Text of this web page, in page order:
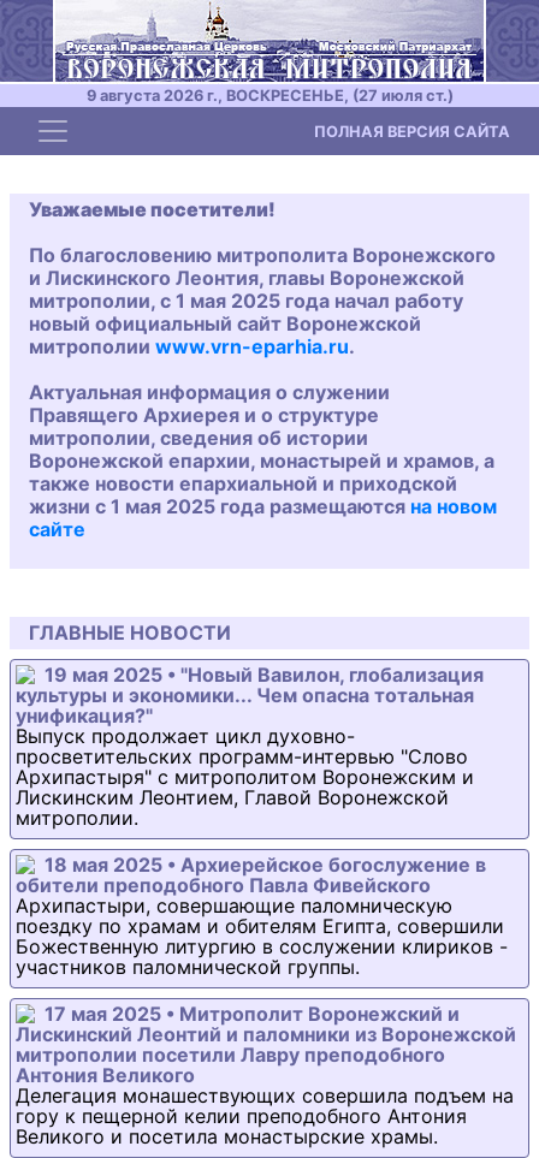
9 августа 2026 г., ВОСКРЕСЕНЬЕ, (27 июля ст.)
Toggle navigation ПОЛНАЯ ВЕРСИЯ САЙТА
Уважаемые посетители!
По благословению митрополита Воронежского
и Лискинского Леонтия, главы Воронежской
митрополии, с 1 мая 2025 года начал работу
новый официальный сайт Воронежской
митрополии www.vrn-eparhia.ru.
Актуальная информация о служении
Правящего Архиерея и о структуре
митрополии, сведения об истории
Воронежской епархии, монастырей и храмов, а
также новости епархиальной и приходской
жизни с 1 мая 2025 года размещаются на новом
сайте
ГЛАВНЫЕ НОВОСТИ
19 мая 2025 • "Новый Вавилон, глобализация
культуры и экономики... Чем опасна тотальная
унификация?"
Выпуск продолжает цикл духовно-
просветительских программ-интервью "Слово
Архипастыря" с митрополитом Воронежским и
Лискинским Леонтием, Главой Воронежской
митрополии.
18 мая 2025 • Архиерейское богослужение в
обители преподобного Павла Фивейского
Архипастыри, совершающие паломническую
поездку по храмам и обителям Египта, совершили
Божественную литургию в сослужении клириков -
участников паломнической группы.
17 мая 2025 • Митрополит Воронежский и
Лискинский Леонтий и паломники из Воронежской
митрополии посетили Лавру преподобного
Антония Великого
Делегация монашествующих совершила подъем на
гору к пещерной келии преподобного Антония
Великого и посетила монастырские храмы.